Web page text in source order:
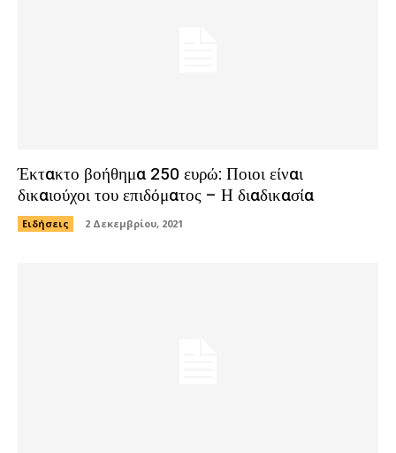
Έκτακτο βοήθημα 250 ευρώ: Ποιοι είναι
δικαιούχοι του επιδόματος – Η διαδικασία
Ειδήσεις 2 Δεκεμβρίου, 2021